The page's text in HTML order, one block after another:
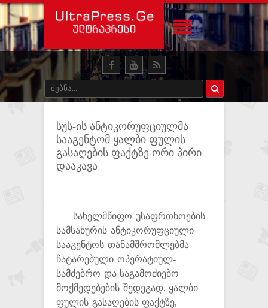
სუს-ის ანტიკორუფციულმა
სააგენტომ ყალბი ფულის
გასაღების ფაქტზე ორი პირი
დააკავა
სახელმწიფო უსაფრთხოების
სამსახურის ანტიკორუფციული
სააგენტოს თანამშრომლებმა
ჩატარებული ოპერატიულ-
სამძებრო და საგამოძიებო
მოქმედებების შედეგად, ყალბი
ფულის გასაღების ფაქტზე,